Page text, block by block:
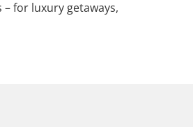
for luxury getaways,